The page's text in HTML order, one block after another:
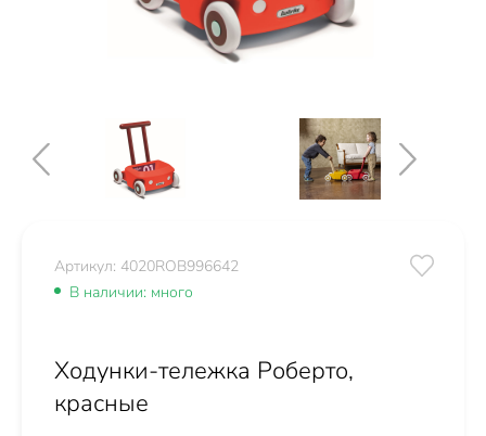
Артикул: 4020ROB996642
В наличии: много
Ходунки-тележка Роберто,
красные